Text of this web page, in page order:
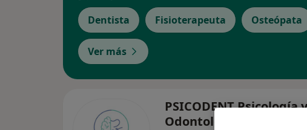
Dentista Fisioterapeuta Osteópata
Ver más
PSICODENT Psicología y
Odontología